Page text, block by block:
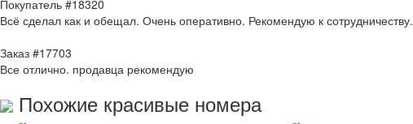
Покупатель #18320
Всё сделал как и обещал. Очень оперативно. Рекомендую к сотрудничеству.
Заказ #17703
Все отлично. продавца рекомендую
Похожие красивые номера